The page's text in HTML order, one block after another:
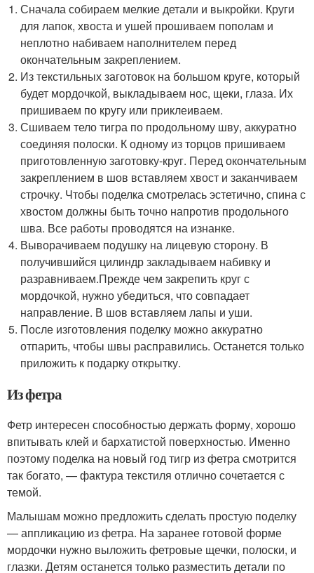
Сначала собираем мелкие детали и выкройки. Круги
для лапок, хвоста и ушей прошиваем пополам и
неплотно набиваем наполнителем перед
окончательным закреплением.
Из текстильных заготовок на большом круге, который
будет мордочкой, выкладываем нос, щеки, глаза. Их
пришиваем по кругу или приклеиваем.
Сшиваем тело тигра по продольному шву, аккуратно
соединяя полоски. К одному из торцов пришиваем
приготовленную заготовку-круг. Перед окончательным
закреплением в шов вставляем хвост и заканчиваем
строчку. Чтобы поделка смотрелась эстетично, спина с
хвостом должны быть точно напротив продольного
шва. Все работы проводятся на изнанке.
Выворачиваем подушку на лицевую сторону. В
получившийся цилиндр закладываем набивку и
разравниваем.Прежде чем закрепить круг с
мордочкой, нужно убедиться, что совпадает
направление. В шов вставляем лапы и уши.
После изготовления поделку можно аккуратно
отпарить, чтобы швы расправились. Останется только
приложить к подарку открытку.
Из фетра
Фетр интересен способностью держать форму, хорошо
впитывать клей и бархатистой поверхностью. Именно
поэтому поделка на новый год тигр из фетра смотрится
так богато, — фактура текстиля отлично сочетается с
темой.
Малышам можно предложить сделать простую поделку
— аппликацию из фетра. На заранее готовой форме
мордочки нужно выложить фетровые щечки, полоски, и
глазки. Детям останется только разместить детали по